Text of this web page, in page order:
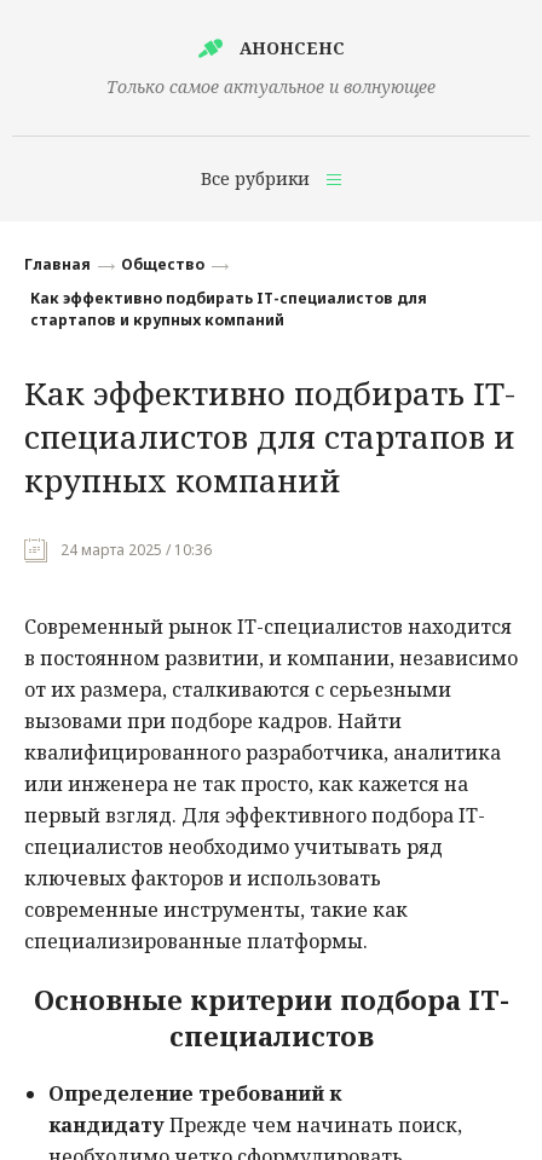
АНОНСЕНС
Только самое актуальное и волнующее
Все рубрики
Финансы
Наука
Культура
Общество
Происшествия
Главная
Общество
Как эффективно подбирать IT-специалистов для
стартапов и крупных компаний
Как эффективно подбирать IT-
специалистов для стартапов и
крупных компаний
24 марта 2025 / 10:36
Современный рынок IT-специалистов находится
в постоянном развитии, и компании, независимо
от их размера, сталкиваются с серьезными
вызовами при подборе кадров. Найти
квалифицированного разработчика, аналитика
или инженера не так просто, как кажется на
первый взгляд. Для эффективного подбора IT-
специалистов необходимо учитывать ряд
ключевых факторов и использовать
современные инструменты, такие как
специализированные платформы.
Основные критерии подбора IT-
специалистов
Определение требований к
кандидатуПрежде чем начинать поиск,